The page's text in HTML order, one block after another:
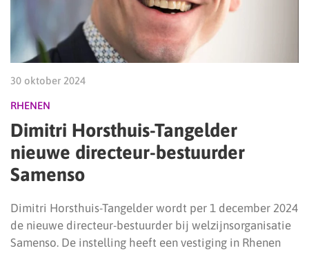
30 oktober 2024
RHENEN
Dimitri Horsthuis-Tangelder
nieuwe directeur-bestuurder
Samenso
Dimitri Horsthuis-Tangelder wordt per 1 december 2024
de nieuwe directeur-bestuurder bij welzijnsorganisatie
Samenso. De instelling heeft een vestiging in Rhenen